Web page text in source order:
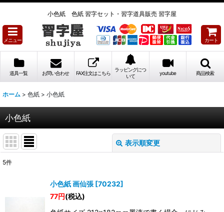
小色紙 色紙 習字セット・習字道具販売 習字屋
メニュー カート
道具一覧 お問い合わせ FAX注文はこちら
ラッピングにつ
いて
youtube 商品検索
ホーム > 色紙 > 小色紙
小色紙
表示順変更
5件
小色紙 画仙張 [70232]
77円(税込)